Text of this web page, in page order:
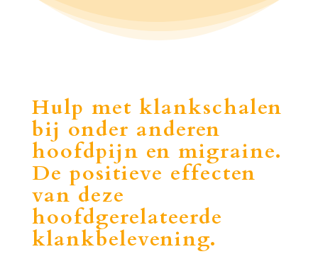
Hulp met klankschalen
bij onder anderen
hoofdpijn en migraine.
De positieve effecten
van deze
hoofdgerelateerde
klankbelevening.